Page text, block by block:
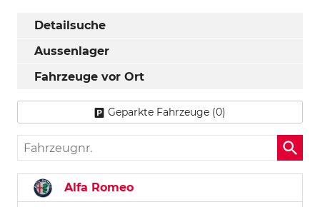
Detailsuche
Aussenlager
Fahrzeuge vor Ort
Geparkte Fahrzeuge (0)
Fahrzeugnr.
Alfa Romeo